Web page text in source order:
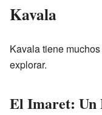
Kavala
Kavala tiene
explorar.
El Imaret: